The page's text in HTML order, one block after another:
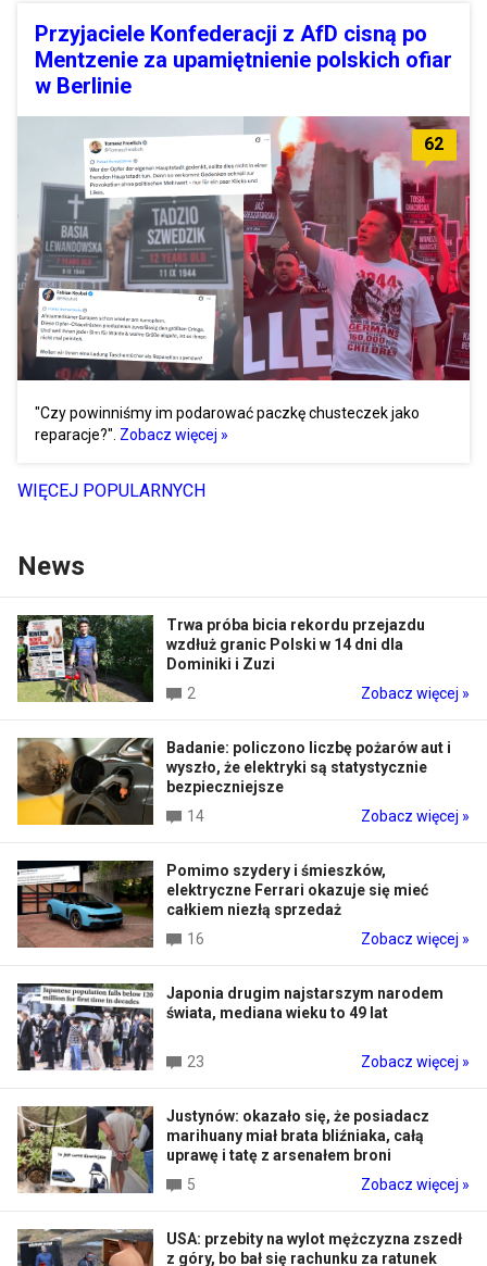
Przyjaciele Konfederacji z AfD cisną po
Mentzenie za upamiętnienie polskich ofiar
w Berlinie
62
"Czy powinniśmy im podarować paczkę chusteczek jako
reparacje?". Zobacz więcej »
WIĘCEJ POPULARNYCH
News
Trwa próba bicia rekordu przejazdu
wzdłuż granic Polski w 14 dni dla
Dominiki i Zuzi
2
Zobacz więcej »
Badanie: policzono liczbę pożarów aut i
wyszło, że elektryki są statystycznie
bezpieczniejsze
14
Zobacz więcej »
Pomimo szydery i śmieszków,
elektryczne Ferrari okazuje się mieć
całkiem niezłą sprzedaż
16
Zobacz więcej »
Japonia drugim najstarszym narodem
świata, mediana wieku to 49 lat
23 Zobacz więcej »
Justynów: okazało się, że posiadacz
marihuany miał brata bliźniaka, całą
uprawę i tatę z arsenałem broni
5
Zobacz więcej »
USA: przebity na wylot mężczyzna zszedł
z góry, bo bał się rachunku za ratunek